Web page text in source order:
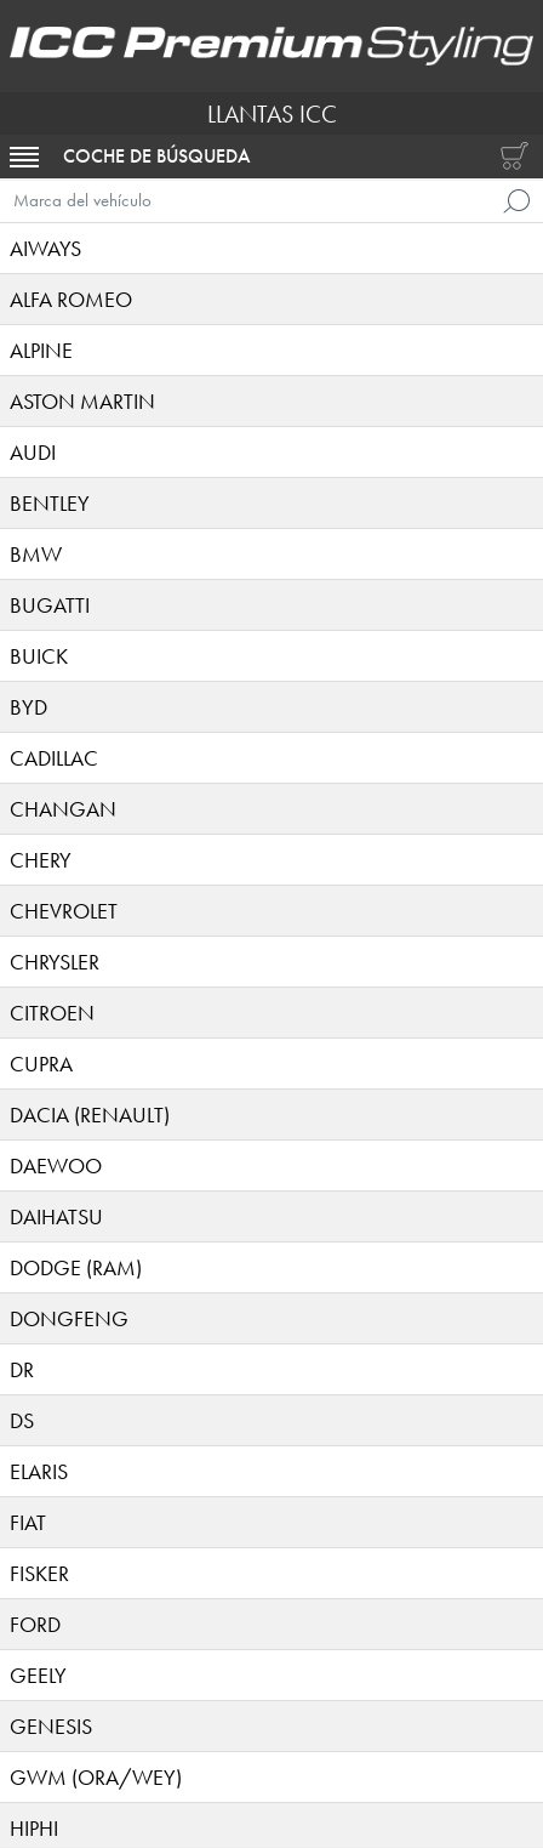
LLANTAS ICC
ACTIVAR NAVEGACIÓN
COCHE DE BÚSQUEDA
Marca del vehículo
AIWAYS
ALFA ROMEO
ALPINE
ASTON MARTIN
AUDI
BENTLEY
BMW
BUGATTI
BUICK
BYD
CADILLAC
CHANGAN
CHERY
CHEVROLET
CHRYSLER
CITROEN
CUPRA
DACIA (RENAULT)
DAEWOO
DAIHATSU
DODGE (RAM)
DONGFENG
DR
DS
ELARIS
FIAT
FISKER
FORD
GEELY
GENESIS
GWM (ORA/WEY)
HIPHI